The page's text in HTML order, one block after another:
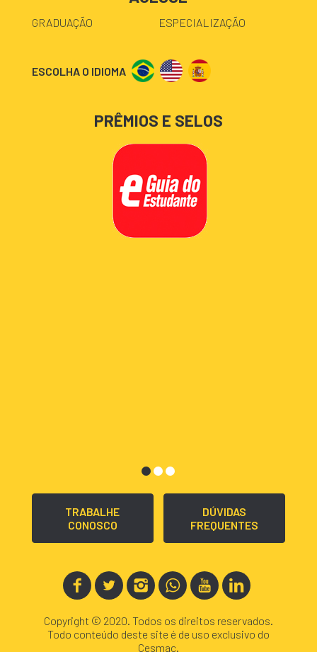
GRADUAÇÃO ESPECIALIZAÇÃO
ESCOLHA O IDIOMA
PRÊMIOS E SELOS
TRABALHE
CONOSCO
DÚVIDAS
FREQUENTES
Copyright © 2020. Todos os direitos reservados.
Todo conteúdo deste site é de uso exclusivo do
Cesmac.